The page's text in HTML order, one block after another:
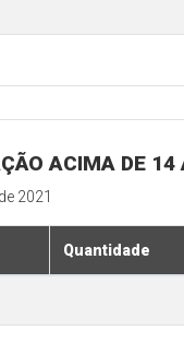
ACIMA DE 14
2021
Quantidade